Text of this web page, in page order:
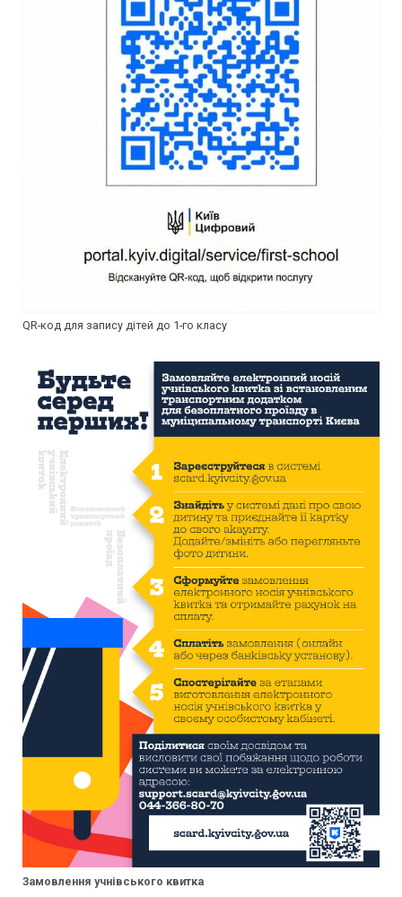
QR-код для запису дітей до 1-го класу
Замовлення учнівського квитка